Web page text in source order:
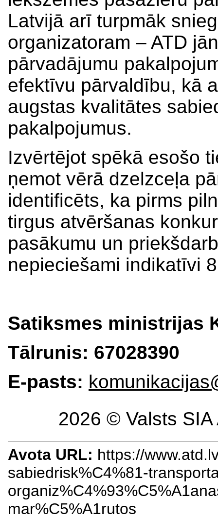
Latvijā arī turpmāk
organizatoram – ATD
pārvadājumu
efektīvu pārvaldību, kā
augstas kvalitātes
pakalpojumus.
Izvērtējot spēkā esošo
ņemot vērā dzelzceļa
identificēts, ka pirms
tirgus atvēršanas
pasākumu un
nepieciešami indikatīvi
Satiksmes ministrijas
Tālrunis: 67028390
E-pasts:
2026 © Valsts
Avota URL: https://
sabiedrisk%C4%81-
mar%C5%A1rutos